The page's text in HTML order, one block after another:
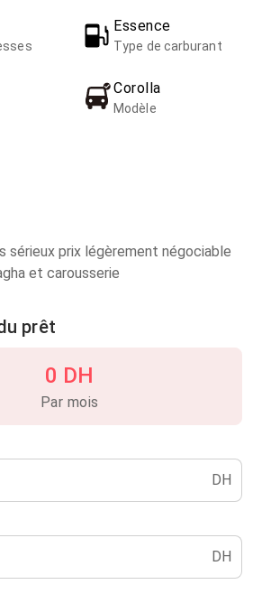
Essence
Type de carburant
Corolla
Modèle
et carousserie
prêt
DH
DH
0 DH
Par mois